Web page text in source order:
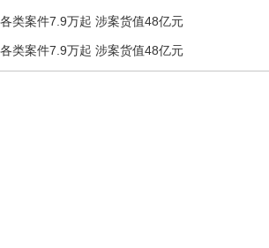
类案件7.9万起 涉案货值48亿元
类案件7.9万起 涉案货值48亿元